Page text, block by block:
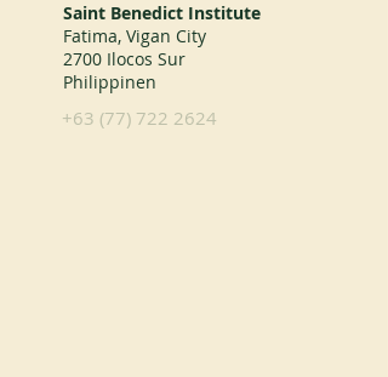
Saint Benedict Institute
Fatima, Vigan City
2700 Ilocos Sur
Philippinen
+63 (77) 722 2624